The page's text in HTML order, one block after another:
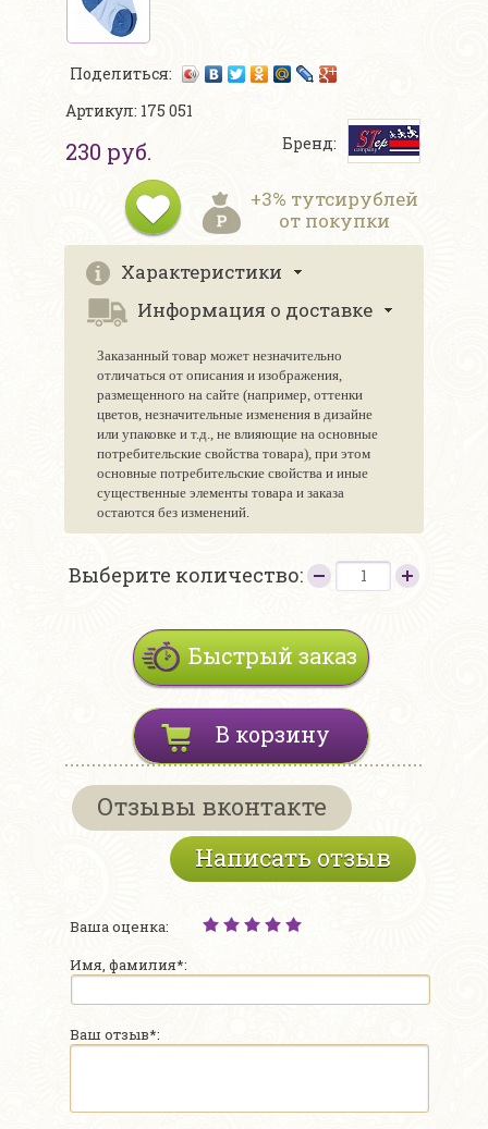
Поделиться:
Артикул: 175 051
230 руб. Бренд:
+3% тутсирублей
от покупки
Характеристики
Информация о доставке
Заказанный товар может незначительно
отличаться от описания и изображения,
размещенного на сайте (например, оттенки
цветов, незначительные изменения в дизайне
или упаковке и т.д., не влияющие на основные
потребительские свойства товара), при этом
основные потребительские свойства и иные
существенные элементы товара и заказа
остаются без изменений.
Выберите количество:
Быстрый заказ
В корзину
Отзывы вконтакте
Написать отзыв
Ваша оценка:
Имя, фамилия*:
Ваш отзыв*: